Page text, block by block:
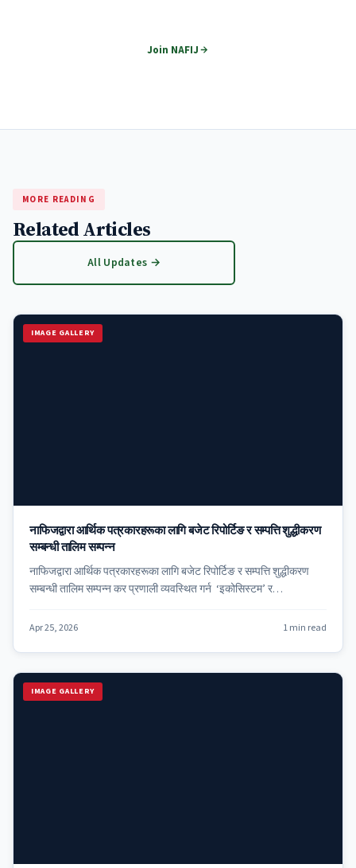
Join NAFIJ
MORE READING
Related Articles
All Updates →
IMAGE GALLERY
नाफिजद्वारा आर्थिक पत्रकारहरूका लागि बजेट रिपोर्टिङ र सम्पत्ति शुद्धीकरण
सम्बन्धी तालिम सम्पन्न
नाफिजद्वारा आर्थिक पत्रकारहरूका लागि बजेट रिपोर्टिङ र सम्पत्ति शुद्धीकरण
सम्बन्धी तालिम सम्पन्न कर प्रणाली व्यवस्थित गर्न ‘इकोसिस्टम’ र…
Apr 25, 2026 1 min read
IMAGE GALLERY